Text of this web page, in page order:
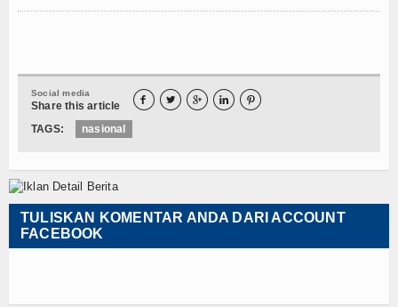
Social media
Share this article     
TAGS: nasional
TULISKAN KOMENTAR ANDA DARI ACCOUNT
FACEBOOK